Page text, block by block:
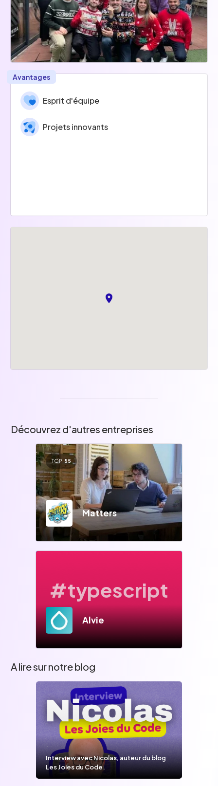
Avantages
Esprit d'équipe
Projets innovants
Découvrez d'autres entreprises
TOP 55
Matters
#typescript
Alvie
A lire sur notre blog
Interview avec Nicolas, auteur du blog
Les Joies du Code.